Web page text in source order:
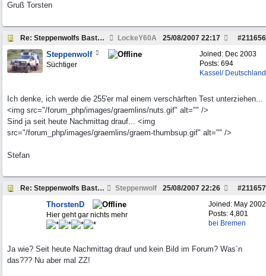
Gruß Torsten
Re: Steppenwolfs Bastelstunde... LockeY60A #211656
25/08/2007 22:17
Joined: Dec 2003
Posts: 694
Kassel/ Deutschland
Steppenwolf
Süchtiger
Ich denke, ich werde die 255'er mal einem verschärften Test unterziehen...
<img src="/forum_php/images/graemlins/nuts.gif" alt="" />
Sind ja seit heute Nachmittag drauf... <img
src="/forum_php/images/graemlins/graem-thumbsup.gif" alt="" />
Stefan
Re: Steppenwolfs Bastelstunde... Steppenwolf #211657
25/08/2007 22:26
Joined: May 2002
Posts: 4,801
bei Bremen
ThorstenD
Hier geht gar nichts mehr
Ja wie? Seit heute Nachmittag drauf und kein Bild im Forum? Was´n
das??? Nu aber mal ZZ!